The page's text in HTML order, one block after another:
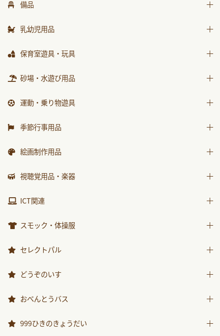
月刊絵本 バックナンバー
おはなしチャイルド
ﾁｬｲﾙﾄﾞﾌﾞｯｸ ｱｯﾌﾟﾙ傑作選
もこちゃんチャイルド
世界の昔話名作選
科学が好きになるおはなし
ｽｰﾊﾟｰﾜｲﾄﾞことばとかず
ｽｰﾊﾟｰﾜｲﾄﾞお話かずあそび
あそぼ！
みてみて！
2026年度月刊絵本
ワーク
画帳・おもいで
各種用紙・証書
備品
椅子
収納用品
環境備品
乳幼児用品
乳幼児備品
保育室遊具・玩具
ままごと
知育玩具
砂場・水遊び用品
砂場用品
運動・乗り物遊具
運動遊具
季節行事用品
運動会用品
包装紙・紙袋
絵画制作用品
画材
視聴覚用品・楽器
視聴覚用品
ICT関連
ICT関連
スモック・体操服
スモック
セレクトパル
先生用ウェア
どうぞのいす
どうぞのいす
おべんとうバス
おべんとうバス
999ひきのきょうだい